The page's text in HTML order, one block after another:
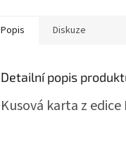
Popis Diskuze
Detailní popis
Kusová karta z